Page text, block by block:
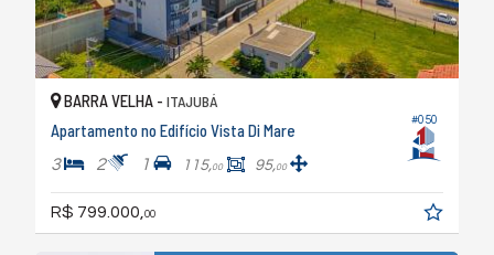
#050
BARRA VELHA - ITAJUBÁ
Apartamento no Edifício Vista Di Mare
3 2 1 115,00 95,00
R$ 799.000, 00